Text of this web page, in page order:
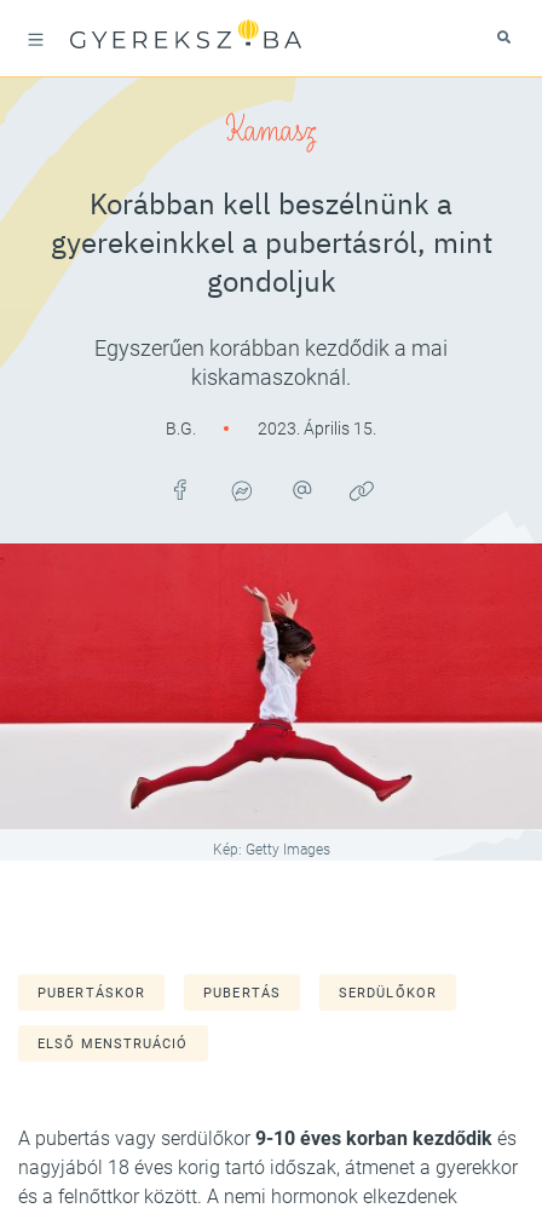
Kamasz
Korábban kell beszélnünk a
gyerekeinkkel a pubertásról, mint
gondoljuk
Egyszerűen korábban kezdődik a mai
kiskamaszoknál.
B.G. 2023. Április 15.
Kép: Getty Images
PUBERTÁSKOR PUBERTÁS SERDÜLŐKOR
ELSŐ MENSTRUÁCIÓ
A pubertás vagy serdülőkor9-10 éves korban kezdődik és
nagyjából 18 éves korig tartó időszak, átmenet a gyerekkor
és a felnőttkor között. A nemi hormonok elkezdenek